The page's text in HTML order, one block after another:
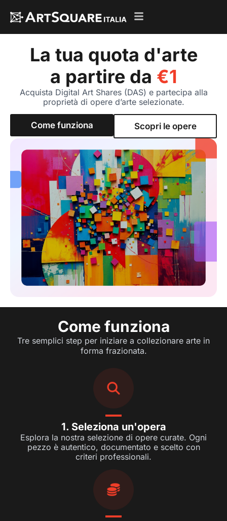
La tua quota d'arte
a partire da €1
Acquista Digital Art Shares (DAS) e partecipa alla
proprietà di opere d’arte selezionate.
Come funziona Scopri le opere
Come funziona
Tre semplici step per iniziare a collezionare arte in
forma frazionata.
1. Seleziona un'opera
Esplora la nostra selezione di opere curate. Ogni
pezzo è autentico, documentato e scelto con
criteri professionali.